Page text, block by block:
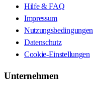
Hilfe & FAQ
Impressum
Nutzungsbedingungen
Datenschutz
Cookie-Einstellungen
Unternehmen